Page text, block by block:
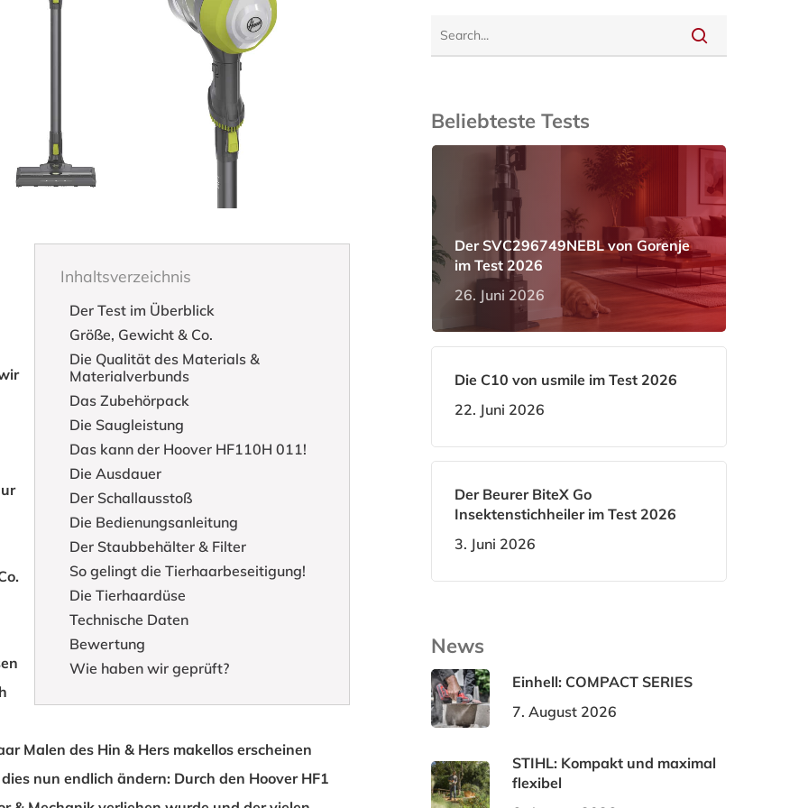
Inhaltsverzeichnis
Der Test im Überblick
Größe, Gewicht & Co.
Die Qualität des Materials &
Materialverbunds
Das Zubehörpack
Die Saugleistung
Das kann der Hoover HF110H 011!
Die Ausdauer
Der Schallausstoß
Die Bedienungsanleitung
Der Staubbehälter & Filter
So gelingt die Tierhaarbeseitigung!
Die Tierhaardüse
Technische Daten
Bewertung
Wie haben wir geprüft?
Malen des Hin & Hers makellos erscheinen
nun endlich ändern: Durch den Hoover HF1
Beliebteste Tests
Der SVC296749NEBL von Gorenje
im Test 2026
26. Juni 2026
Die C10 von usmile im Test 2026
22. Juni 2026
Der Beurer BiteX Go
Insektenstichheiler im Test 2026
3. Juni 2026
News
Einhell: COMPACT SERIES
7. August 2026
STIHL: Kompakt und maximal
flexibel